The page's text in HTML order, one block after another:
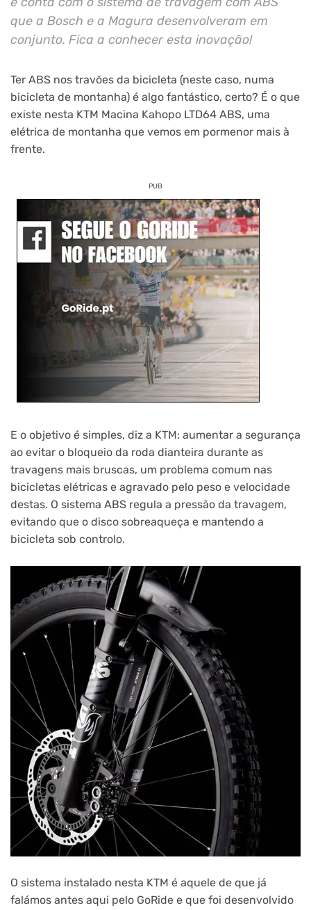
que a Bosch e a Magura desenvolveram em
conjunto. Fica a conhecer esta inovação!
Ter ABS nos travões da bicicleta (neste caso, numa
bicicleta de montanha) é algo fantástico, certo? É o que
existe nesta KTM Macina Kahopo LTD64 ABS, uma
elétrica de montanha que vemos em pormenor mais à
frente.
PUB
E o objetivo é simples, diz a KTM: aumentar a segurança
ao evitar o bloqueio da roda dianteira durante as
travagens mais bruscas, um problema comum nas
bicicletas elétricas e agravado pelo peso e velocidade
destas. O sistema ABS regula a pressão da travagem,
evitando que o disco sobreaqueça e mantendo a
bicicleta sob controlo.
O sistema instalado nesta KTM é aquele de que já
falámos antes aqui pelo GoRide e que foi desenvolvido